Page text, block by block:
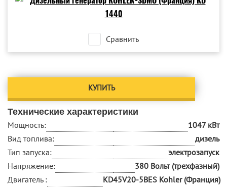
Сравнить
КУПИТЬ
Технические характеристики
Мощность:
1047 кВт
Вид топлива:
дизель
Тип запуска:
электрозапуск
Напряжение:
380 Вольт (трехфазный)
Двигатель :
KD45V20-5BES Kohler (Франция)